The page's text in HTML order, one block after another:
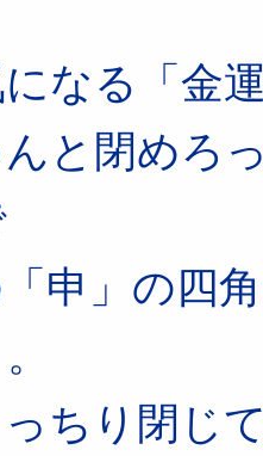
なる「金
と閉めろ
「申」の四
ちり閉じ